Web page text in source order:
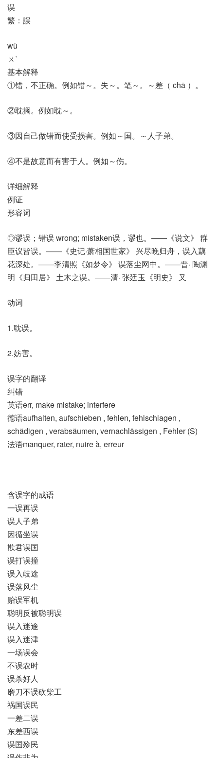
误
繁：誤
wù
ㄨˋ
基本解释
①错，不正确。例如错～。失～。笔～。～差（ chā ）。
②耽搁。例如耽～。
③因自己做错而使受损害。例如～国。～人子弟。
④不是故意而有害于人。例如～伤。
详细解释
例证
形容词
◎谬误；错误 wrong; mistaken误，谬也。——《说文》 群
臣议皆误。——《史记·萧相国世家》 兴尽晚归舟，误入藕
花深处。——李清照《如梦令》 误落尘网中。——晋· 陶渊
明《归田居》 土木之误。——清· 张廷玉《明史》 又
动词
1.耽误。
2.妨害。
误字的翻译
纠错
英语err, make mistake; interfere
德语aufhalten, aufschieben , fehlen, fehlschlagen ,
schädigen , verabsäumen, vernachlässigen , Fehler (S)
法语manquer, rater, nuire à, erreur
含误字的成语
一误再误
误人子弟
因循坐误
欺君误国
误打误撞
误入歧途
误落风尘
贻误军机
聪明反被聪明误
误入迷途
误入迷津
一场误会
不误农时
误杀好人
磨刀不误砍柴工
祸国误民
一差二误
东差西误
误国殄民